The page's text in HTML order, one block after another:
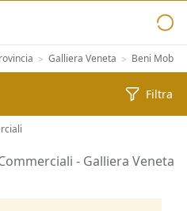
> Galliera Veneta > Beni Mobili
Filtra
- Galliera Veneta